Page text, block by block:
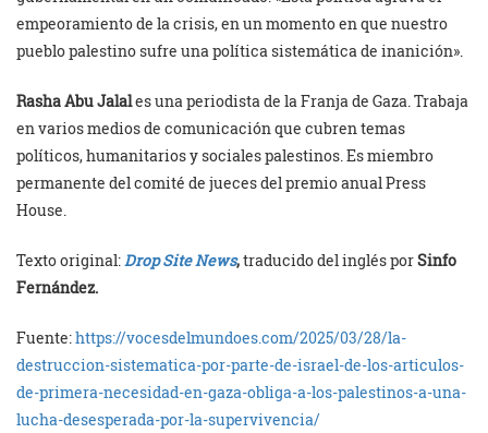
empeoramiento de la crisis, en un momento en que nuestro
pueblo palestino sufre una política sistemática de inanición».
Rasha Abu Jalales una periodista de la Franja de Gaza. Trabaja
en varios medios de comunicación que cubren temas
políticos, humanitarios y sociales palestinos. Es miembro
permanente del comité de jueces del premio anual Press
House.
Texto original:Drop Site News,traducido del inglés porSinfo
Fernández.
Fuente:https://vocesdelmundoes.com/2025/03/28/la-
destruccion-sistematica-por-parte-de-israel-de-los-articulos-
de-primera-necesidad-en-gaza-obliga-a-los-palestinos-a-una-
lucha-desesperada-por-la-supervivencia/